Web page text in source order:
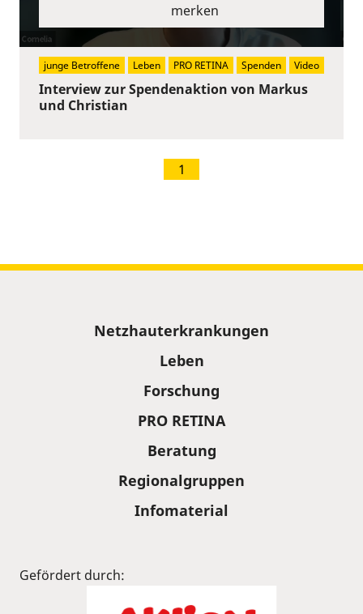
Interview zur Spendenaktion von Markus
und Christian
merken
junge Betroffene Leben PRO RETINA Spenden Video
1
Netzhauterkrankungen
Leben
Forschung
PRO RETINA
Beratung
Regionalgruppen
Infomaterial
Gefördert durch: